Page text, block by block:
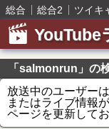
総合 総合2 ツイキ
YouTube
「salmonrun」の
放送中のユーザー
またはライブ情報
ページを更新して